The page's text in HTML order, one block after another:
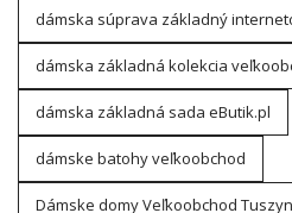
dámska súprava základný
dámska základná kolekcia
dámska základná sada eButik.pl
dámske batohy veľkoobchod
Dámske domy Veľkoobchod Tuszyn